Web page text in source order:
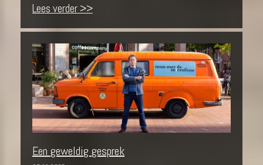
Lees verder >>
Een geweldig gesprek